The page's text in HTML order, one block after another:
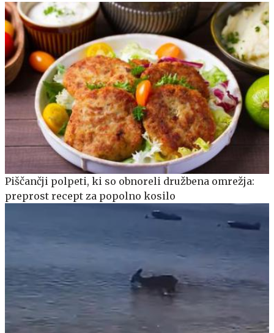
Piščančji polpeti, ki so obnoreli družbena omrežja:
preprost recept za popolno kosilo